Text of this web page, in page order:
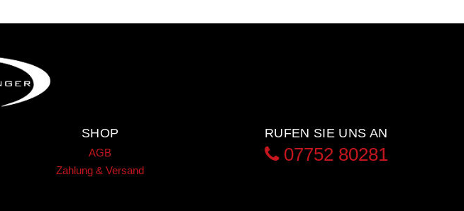
SHOP
AGB
Zahlung & Versand
RUFEN SIE UNS AN
07752 80281